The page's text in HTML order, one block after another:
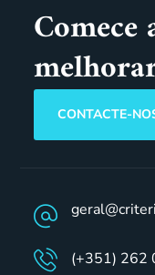
Comece
CONTACTE-
(+351) 262